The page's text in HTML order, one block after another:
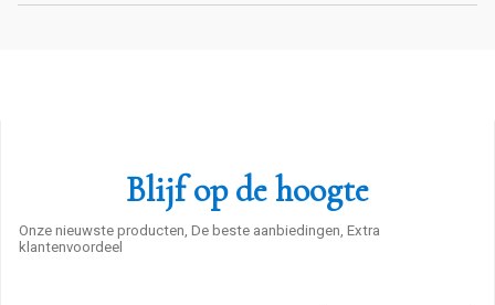
Blijf op de hoogte
Onze nieuwste producten, De beste aanbiedingen, Extra
klantenvoordeel